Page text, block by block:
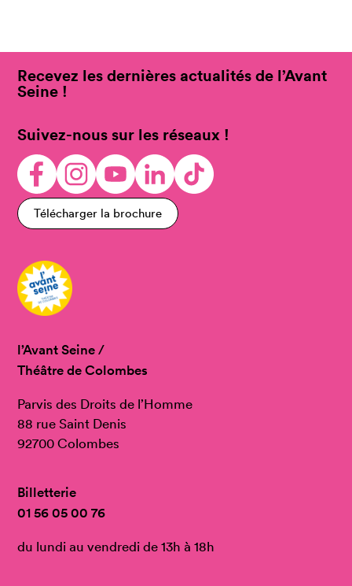
Recevez les dernières actualités de l’Avant
Seine !
Suivez-nous sur les réseaux !
Télécharger la brochure
l’Avant Seine /
Théâtre de Colombes
Parvis des Droits de l’Homme
88 rue Saint Denis
92700 Colombes
Billetterie
01 56 05 00 76
du lundi au vendredi de 13h à 18h